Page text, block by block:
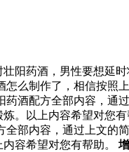
阳药酒，男性要想延
么制作了，相信按照
酒配方全部内容，通
炼。以上内容希望对您
全部内容，通过上文的
容希望对您有帮助。